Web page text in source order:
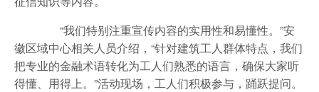
“我们特别注重宣传内容的实用性和易懂性。”安
徽区域中心相关人员介绍，“针对建筑工人群体特点，我们
把专业的金融术语转化为工人们熟悉的语言，确保大家听
得懂、用得上。”活动现场，工人们积极参与，踊跃提问。